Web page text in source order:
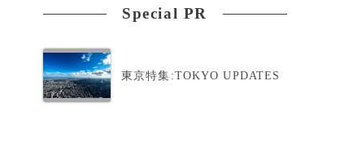
Special PR
東京特集:TOKYO UPDATES